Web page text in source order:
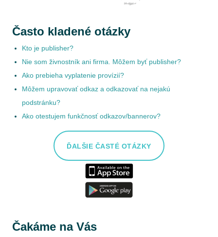
Často kladené otázky
Kto je publisher?
Nie som živnostník ani firma. Môžem byť publisher?
Ako prebieha vyplatenie provízií?
Môžem upravovať odkaz a odkazovať na nejakú
podstránku?
Ako otestujem funkčnosť odkazov/bannerov?
ĎALŠIE ČASTÉ OTÁZKY
Čakáme na Vás